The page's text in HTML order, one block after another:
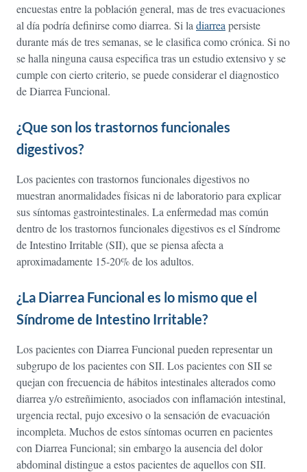
encuestas entre la población general, mas de tres evacuaciones
al día podría definirse como diarrea. Si la diarrea persiste
durante más de tres semanas, se le clasifica como crónica. Si no
se halla ninguna causa especifica tras un estudio extensivo y se
cumple con cierto criterio, se puede considerar el diagnostico
de Diarrea Funcional.
¿Que son los trastornos funcionales
digestivos?
Los pacientes con trastornos funcionales digestivos no
muestran anormalidades físicas ni de laboratorio para explicar
sus síntomas gastrointestinales. La enfermedad mas común
dentro de los trastornos funcionales digestivos es el Síndrome
de Intestino Irritable (SII), que se piensa afecta a
aproximadamente 15-20% de los adultos.
¿La Diarrea Funcional es lo mismo que el
Síndrome de Intestino Irritable?
Los pacientes con Diarrea Funcional pueden representar un
subgrupo de los pacientes con SII. Los pacientes con SII se
quejan con frecuencia de hábitos intestinales alterados como
diarrea y/o estreñimiento, asociados con inflamación intestinal,
urgencia rectal, pujo excesivo o la sensación de evacuación
incompleta. Muchos de estos síntomas ocurren en pacientes
con Diarrea Funcional; sin embargo la ausencia del dolor
abdominal distingue a estos pacientes de aquellos con SII.